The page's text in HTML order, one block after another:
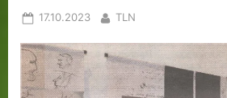
Posted
17.10.2023 By
TLN